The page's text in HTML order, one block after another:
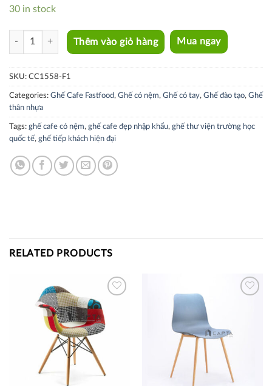
30 in stock
CC1558-F1 quantity
Thêm vào giỏ hàng Mua ngay
SKU: CC1558-F1
Categories: Ghế Cafe Fastfood, Ghế có nệm, Ghế có tay, Ghế đào tạo, Ghế
thân nhựa
Tags: ghế cafe có nệm, ghế cafe đẹp nhập khẩu, ghế thư viện trường học
quốc tế, ghế tiếp khách hiện đại
RELATED PRODUCTS